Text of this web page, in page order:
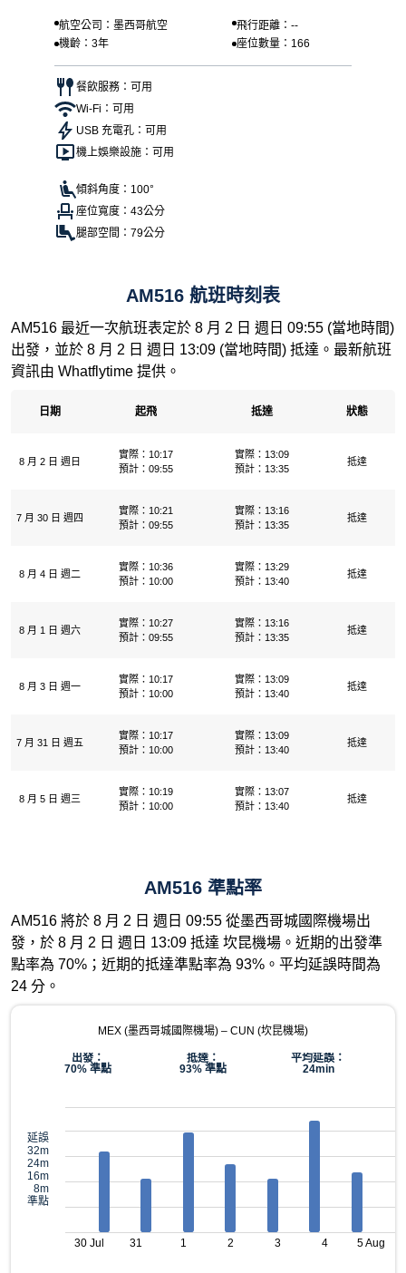
航空公司：墨西哥航空
飛行距離：--
機齡：3年
座位數量：166
餐飲服務：可用
Wi-Fi：可用
USB 充電孔：可用
機上娛樂設施：可用
傾斜角度：100°
座位寬度：43公分
腿部空間：79公分
AM516 航班時刻表
AM516 最近一次航班表定於 8 月 2 日 週日 09:55 (當地時間)
出發，並於 8 月 2 日 週日 13:09 (當地時間) 抵達。最新航班
資訊由 Whatflytime 提供。
日期 起飛 抵達 狀態
8 月 2 日 週日
實際：10:17
預計：09:55
實際：13:09
預計：13:35
抵達
7 月 30 日 週四
實際：10:21
預計：09:55
實際：13:16
預計：13:35
抵達
8 月 4 日 週二
實際：10:36
預計：10:00
實際：13:29
預計：13:40
抵達
8 月 1 日 週六
實際：10:27
預計：09:55
實際：13:16
預計：13:35
抵達
8 月 3 日 週一
實際：10:17
預計：10:00
實際：13:09
預計：13:40
抵達
7 月 31 日 週五
實際：10:17
預計：10:00
實際：13:09
預計：13:40
抵達
8 月 5 日 週三
實際：10:19
預計：10:00
實際：13:07
預計：13:40
抵達
AM516 準點率
AM516 將於 8 月 2 日 週日 09:55 從墨西哥城國際機場出
發，於 8 月 2 日 週日 13:09 抵達 坎昆機場。近期的出發準
點率為 70%；近期的抵達準點率為 93%。平均延誤時間為
24 分。
MEX (墨西哥城國際機場) – CUN (坎昆機場)
出發：
70% 準點
抵達：
93% 準點
平均延誤：
24min
延誤
32m
24m
16m
8m
準點
30 Jul 31 1 2 3 4 5 Aug